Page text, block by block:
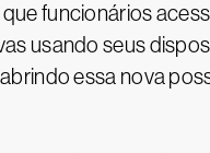
funcionários
usando seus
essa nova